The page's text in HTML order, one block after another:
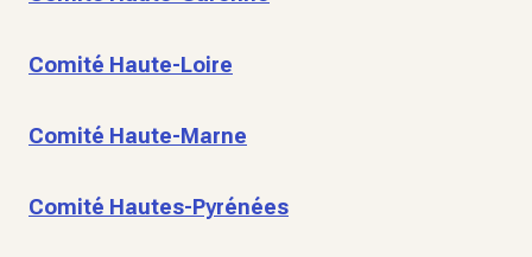
Comité Haute-Loire
Comité Haute-Marne
Comité Hautes-Pyrénées